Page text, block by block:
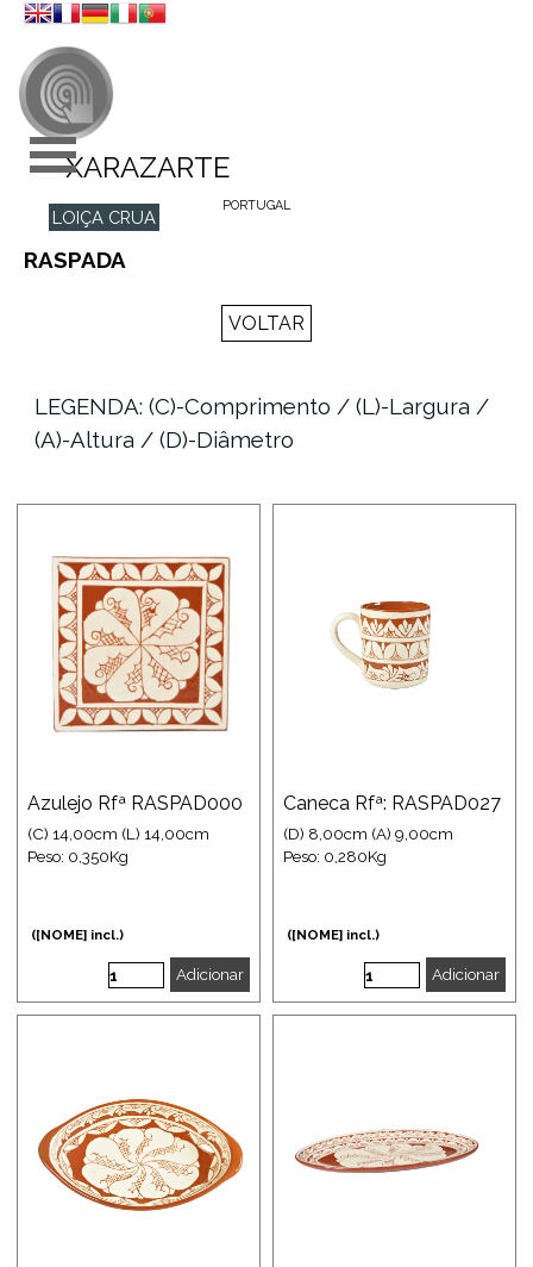
Ir para o conteúdo
XARAZARTE
PORTUGAL
LOIÇA CRUA
Saltar menu
RASPADA
VOLTAR
LEGENDA: (C)-Comprimento / (L)-Largura /
(A)-Altura / (D)-Diâmetro
Azulejo Rfª RASPAD000
(C) 14,00cm (L) 14,00cm
Peso: 0,350Kg
([NOME] incl.)
Adicionar
Caneca Rfª: RASPAD027
(D) 8,00cm (A) 9,00cm
Peso: 0,280Kg
([NOME] incl.)
Adicionar